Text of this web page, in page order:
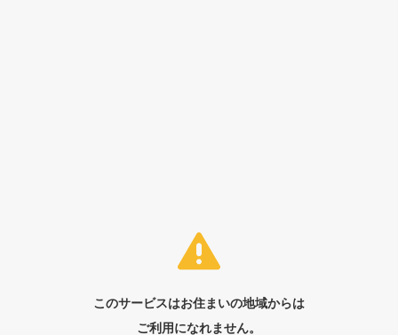
このサービスはお住まいの地域からは
ご利用になれません。